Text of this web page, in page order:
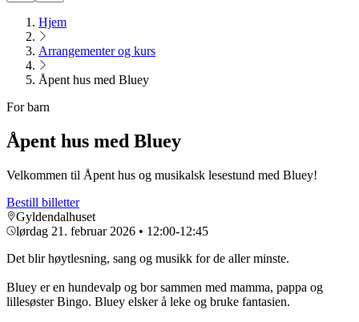
Hjem
Arrangementer og kurs
Åpent hus med Bluey
For barn
Åpent hus med Bluey
Velkommen til Åpent hus og musikalsk lesestund med Bluey!
Bestill billetter
Gyldendalhuset
lørdag 21. februar 2026 • 12:00-12:45
Det blir høytlesning, sang og musikk for de aller minste.
Bluey er en hundevalp og bor sammen med mamma, pappa og
lillesøster Bingo. Bluey elsker å leke og bruke fantasien.